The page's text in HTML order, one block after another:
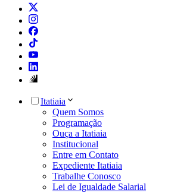
Itatiaia
Quem Somos
Programação
Ouça a Itatiaia
Institucional
Entre em Contato
Expediente Itatiaia
Trabalhe Conosco
Lei de Igualdade Salarial